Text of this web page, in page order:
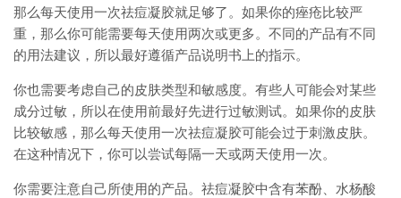
那么每天使用一次祛痘凝胶就足够了。如果你的痤疮比较严
重，那么你可能需要每天使用两次或更多。不同的产品有不同
的用法建议，所以最好遵循产品说明书上的指示。
你也需要考虑自己的皮肤类型和敏感度。有些人可能会对某些
成分过敏，所以在使用前最好先进行过敏测试。如果你的皮肤
比较敏感，那么每天使用一次祛痘凝胶可能会过于刺激皮肤。
在这种情况下，你可以尝试每隔一天或两天使用一次。
你需要注意自己所使用的产品。祛痘凝胶中含有苯酚、水杨酸